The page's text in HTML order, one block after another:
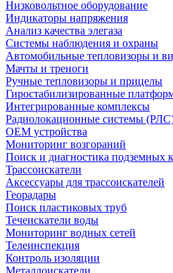
Низковольтное оборудование
Индикаторы напряжения
Анализ качества элегаза
Системы наблюдения и охраны
Автомобильные тепловизоры и
Мачты и треноги
Ручные тепловизоры и прицелы
Гиростабилизированные
Интегрированные комплексы
Радиолокационные системы
OEM устройства
Мониторинг возгораний
Поиск и диагностика подземных
Трассоискатели
Аксессуары для трассоискателей
Георадары
Поиск пластиковых труб
Течеискатели воды
Мониторинг водных сетей
Телеинспекция
Контроль изоляции
Металлоискатели